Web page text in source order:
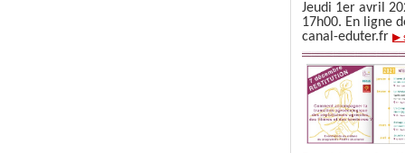
Jeudi 1er avril
17h00. En ligne
canal-eduter.fr ▶